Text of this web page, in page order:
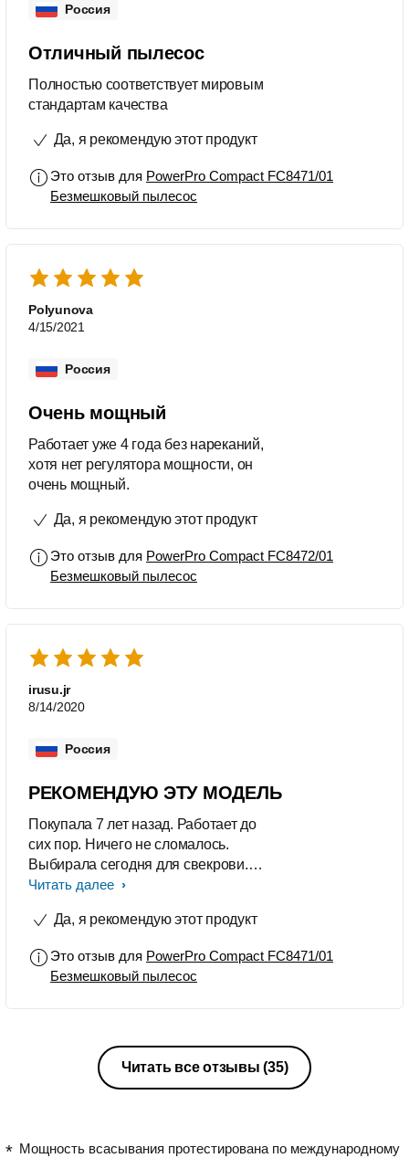
Россия
Отличный пылесос
Полностью соответствует мировым
стандартам качества
Да, я рекомендую этот продукт
Это отзыв для PowerPro Compact FC8471/01
Безмешковый пылесос
Polyunova
4/15/2021
Россия
Очень мощный
Работает уже 4 года без нареканий,
хотя нет регулятора мощности, он
очень мощный.
Да, я рекомендую этот продукт
Это отзыв для PowerPro Compact FC8472/01
Безмешковый пылесос
irusu.jr
8/14/2020
Россия
РЕКОМЕНДУЮ ЭТУ МОДЕЛЬ
Покупала 7 лет назад. Работает до
сих пор. Ничего не сломалось.
Выбирала сегодня для свекрови.
Увидела в М видео , да и еще по
Читать далее
Да, я рекомендую этот продукт
Это отзыв для PowerPro Compact FC8471/01
Безмешковый пылесос
Читать все отзывы(35)
Мощность всасывания протестирована по международному